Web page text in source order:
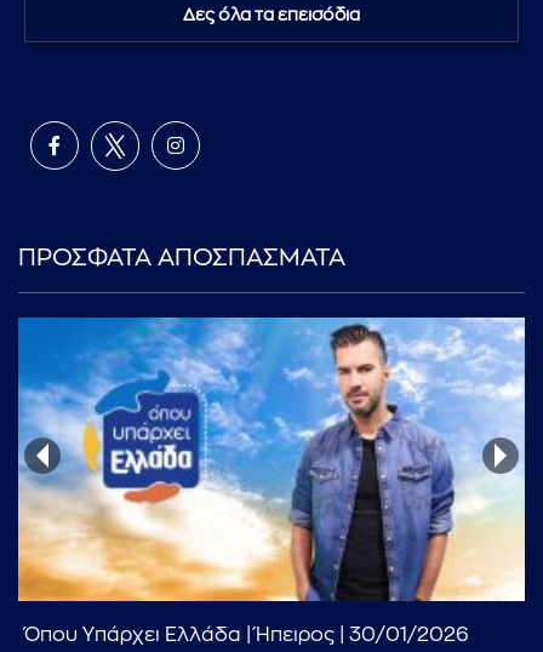
...πληκτρολογήστε κείμενο προς αναζήτηση
Δες όλα τα επεισόδια
ΠΡΟΣΦΑΤΑ ΑΠΟΣΠΑΣΜΑΤΑ
Όπου Υπάρχει Ελλάδα | Ήπειρος | 30/01/2026